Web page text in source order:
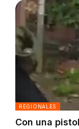
REGIONALES
Con una